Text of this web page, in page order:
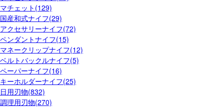
マチェット(129)
国産和式ナイフ(29)
アクセサリーナイフ(72)
ペンダントナイフ(15)
マネークリップナイフ(12)
ベルトバックルナイフ(5)
ペーパーナイフ(16)
キーホルダーナイフ(25)
日用刃物(832)
調理用刃物(270)